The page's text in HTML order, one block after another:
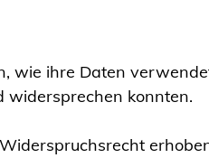
wie ihre Daten
widersprechen konnten.